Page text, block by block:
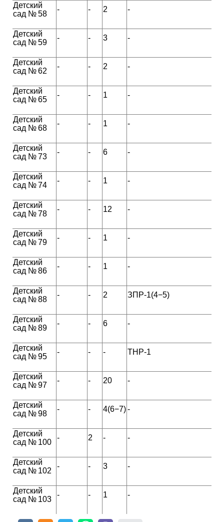
Детский
сад № 58
- - 2 -
Детский
сад № 59
- - 3 -
Детский
сад № 62
- - 2 -
Детский
сад № 65
- - 1 -
Детский
сад № 68
- - 1 -
Детский
сад № 73
- - 6 -
Детский
сад № 74
- - 1 -
Детский
сад № 78
- - 12 -
Детский
сад № 79
- - 1 -
Детский
сад № 86
- - 1 -
Детский
сад № 88
- - 2 ЗПР-1(4−5)
Детский
сад № 89
- - 6 -
Детский
сад № 95
- - - ТНР-1
Детский
сад № 97
- - 20 -
Детский
сад № 98
- - 4(6−7)-
Детский
сад № 100
- 2 - -
Детский
сад № 102
- - 3 -
Детский
сад № 103
- - 1 -